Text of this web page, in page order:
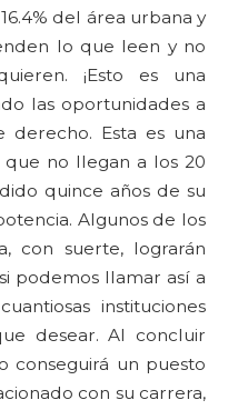
del área urbana y
lo que leen y no
¡Esto es una
las oportunidades a
Esta es una
que no llegan a los 20
quince años de su
Algunos de los
con suerte, lograrán
podemos llamar así a
instituciones
desear. Al concluir
conseguirá un puesto
con su carrera,